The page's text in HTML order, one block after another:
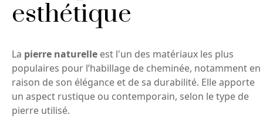
esthétique
La pierre naturelle est l'un des matériaux les plus
populaires pour l’habillage de cheminée, notamment en
raison de son élégance et de sa durabilité. Elle apporte
un aspect rustique ou contemporain, selon le type de
pierre utilisé.